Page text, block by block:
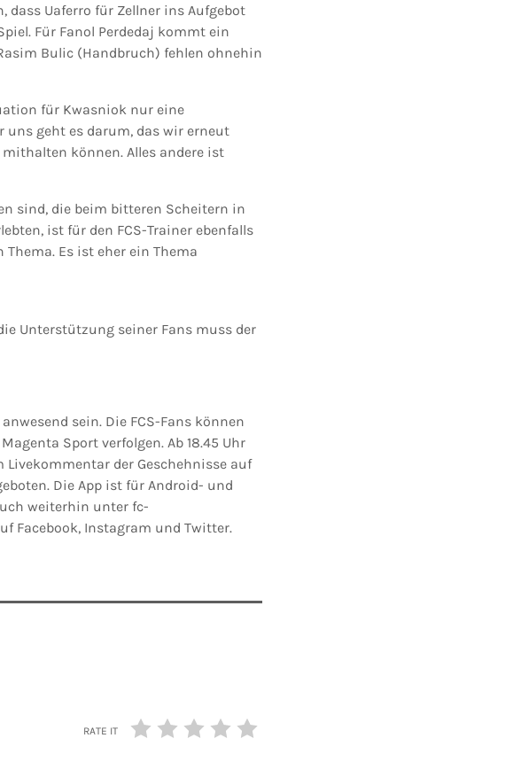
dass Uaferro für Zellner ins Aufgebot
Für Fanol Perdedaj kommt ein
Bulic (Handbruch) fehlen ohnehin
für Kwasniok nur eine
uns geht es darum, das wir erneut
können. Alles andere ist
sind, die beim bitteren Scheitern in
ist für den FCS-Trainer ebenfalls
Es ist eher ein Thema
Unterstützung seiner Fans muss der
sein. Die FCS-Fans können
Sport verfolgen. Ab 18.45 Uhr
der Geschehnisse auf
Die App ist für Android- und
weiterhin unter fc-
Facebook, Instagram und Twitter.
RATE IT